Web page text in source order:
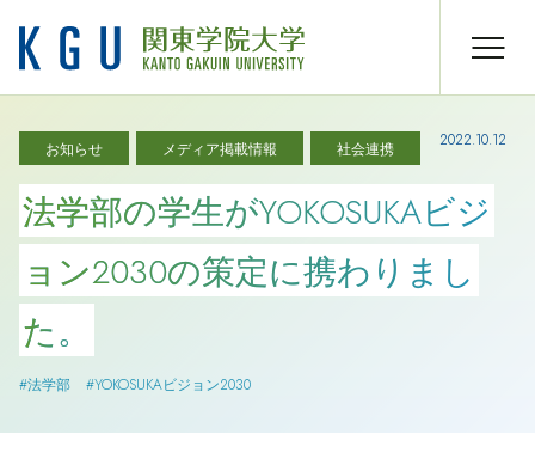
お知らせ メディア掲載情報 社会連携 2022.10.12
法学部の学生がYOKOSUKAビジ
ョン2030の策定に携わりまし
た。
#法学部 #YOKOSUKAビジョン2030